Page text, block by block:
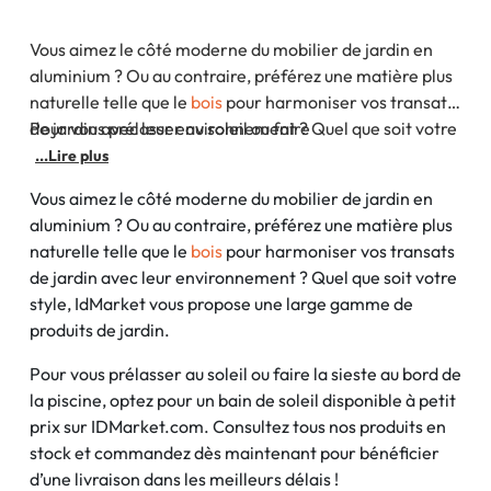
Vous aimez le côté moderne du mobilier de jardin en
aluminium ? Ou au contraire, préférez une matière plus
naturelle telle que le bois pour harmoniser vos transats
de jardin avec leur environnement ? Quel que soit votre
style, ID Market vous propose une large gamme de
Pour vous prélasser au soleil ou faire
...Lire plus
Vous aimez le côté moderne du mobilier de jardin en
aluminium ? Ou au contraire, préférez une matière plus
naturelle telle que le bois pour harmoniser vos transats
de jardin avec leur environnement ? Quel que soit votre
style, IdMarket vous propose une large gamme de
produits de jardin.
Pour vous prélasser au soleil ou faire la sieste au bord de
la piscine, optez pour un bain de soleil disponible à petit
prix sur IDMarket.com. Consultez tous nos produits en
stock et commandez dès maintenant pour bénéficier
d’une livraison dans les meilleurs délais !